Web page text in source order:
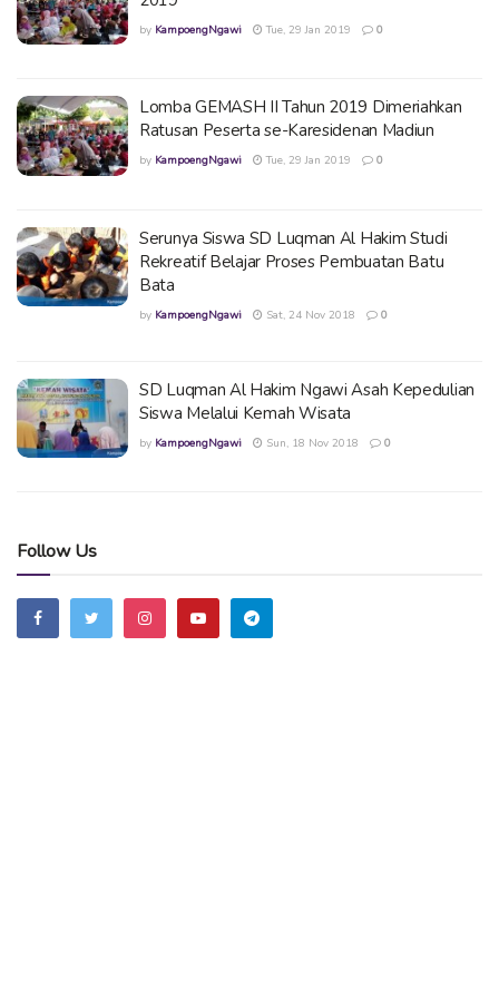
by KampoengNgawi Tue, 29 Jan 2019 0
Lomba GEMASH II Tahun 2019 Dimeriahkan
Ratusan Peserta se-Karesidenan Madiun
by KampoengNgawi Tue, 29 Jan 2019 0
Serunya Siswa SD Luqman Al Hakim Studi
Rekreatif Belajar Proses Pembuatan Batu
Bata
by KampoengNgawi Sat, 24 Nov 2018 0
SD Luqman Al Hakim Ngawi Asah Kepedulian
Siswa Melalui Kemah Wisata
by KampoengNgawi Sun, 18 Nov 2018 0
Follow Us